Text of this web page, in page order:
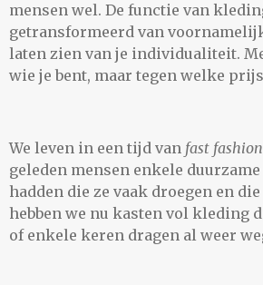
mensen wel. De functie van
getransformeerd van
laten zien van je individualiteit.
wie je bent, maar tegen welke
We leven in een tijd van fast fashion
geleden mensen enkele
hadden die ze vaak droegen en
hebben we nu kasten vol kleding
of enkele keren dragen al weer